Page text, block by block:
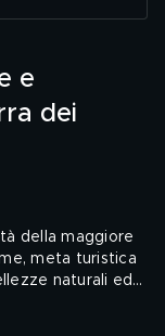
e
dei
della maggiore
meta turistica
naturali ed